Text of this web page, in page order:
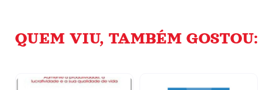
QUEM VIU, TAMBÉM GOSTOU: